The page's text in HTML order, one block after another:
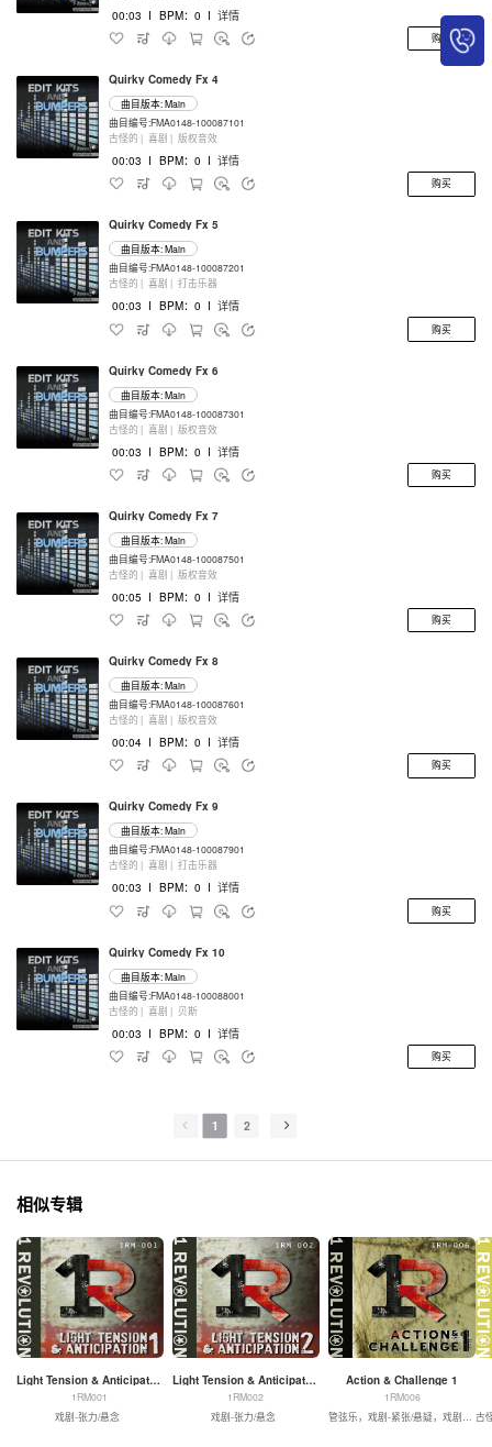
00:03 I BPM：0 I 详情
购买
Quirky Comedy Fx 4
曲目版本: Main
曲目编号:FMA0148-100087101
古怪的 | 喜剧 | 版权音效
00:03 I BPM：0 I 详情
购买
Quirky Comedy Fx 5
曲目版本: Main
曲目编号:FMA0148-100087201
古怪的 | 喜剧 | 打击乐器
00:03 I BPM：0 I 详情
购买
Quirky Comedy Fx 6
曲目版本: Main
曲目编号:FMA0148-100087301
古怪的 | 喜剧 | 版权音效
00:03 I BPM：0 I 详情
购买
Quirky Comedy Fx 7
曲目版本: Main
曲目编号:FMA0148-100087501
古怪的 | 喜剧 | 版权音效
00:05 I BPM：0 I 详情
购买
Quirky Comedy Fx 8
曲目版本: Main
曲目编号:FMA0148-100087601
古怪的 | 喜剧 | 版权音效
00:04 I BPM：0 I 详情
购买
Quirky Comedy Fx 9
曲目版本: Main
曲目编号:FMA0148-100087901
古怪的 | 喜剧 | 打击乐器
00:03 I BPM：0 I 详情
购买
Quirky Comedy Fx 10
曲目版本: Main
曲目编号:FMA0148-100088001
古怪的 | 喜剧 | 贝斯
00:03 I BPM：0 I 详情
购买
1 2
相似专辑
Light Tension & Anticipation 1
1RM001
戏剧-张力/悬念
Light Tension & Anticipation 2
1RM002
戏剧-张力/悬念
Action & Challenge 1
1RM006
古